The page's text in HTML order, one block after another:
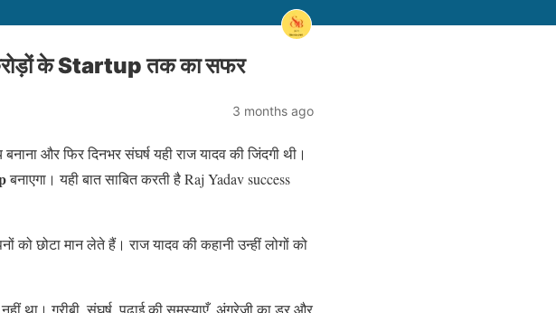
के Startup तक का सफर
3 months ago
और फिर दिनभर संघर्ष यही राज यादव की जिंदगी थी।
बनाएगा। यही बात साबित करती है Raj Yadav success
छोटा मान लेते हैं। राज यादव की कहानी उन्हीं लोगों को
था। गरीबी, संघर्ष, पढ़ाई की समस्याएँ, अंग्रेजी का डर और